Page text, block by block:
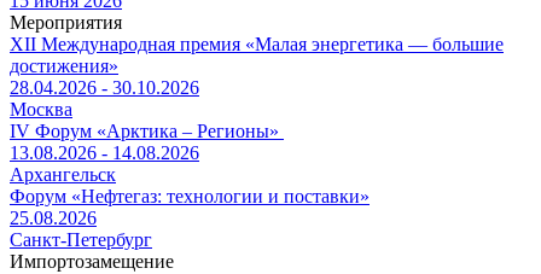
Мероприятия
XII Международная премия «Малая энергетика — большие
достижения»
28.04.2026 - 30.10.2026
Москва
IV Форум «Арктика – Регионы»
13.08.2026 - 14.08.2026
Архангельск
Форум «Нефтегаз: технологии и поставки»
25.08.2026
Санкт-Петербург
Импортозамещение